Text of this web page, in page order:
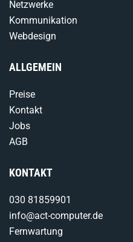
Netzwerke
Kommunikation
Webdesign
ALLGEMEIN
Preise
Kontakt
Jobs
AGB
KONTAKT
030 81859901
info@act-computer.de
Fernwartung